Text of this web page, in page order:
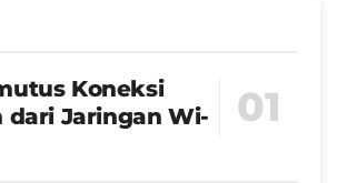
Koneksi
dari Jaringan Wi-